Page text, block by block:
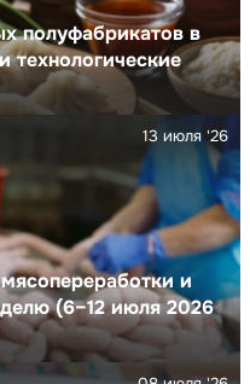
полуфабрикатов в
технологические
и
(6–12 июля 2026
13 июля '26